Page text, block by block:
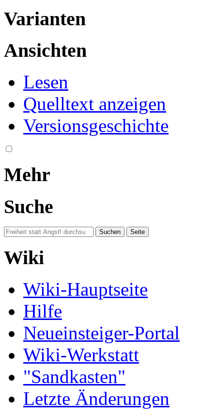
Varianten
Ansichten
Lesen
Quelltext anzeigen
Versionsgeschichte
Mehr
Suche
Wiki
Wiki-Hauptseite
Hilfe
Neueinsteiger-Portal
Wiki-Werkstatt
"Sandkasten"
Letzte Änderungen